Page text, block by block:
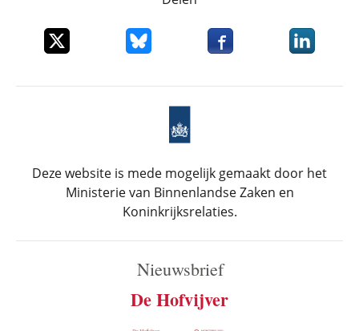
Deel dit item op XDeel dit item op Bluesky
Deel dit item opDeel dit
Deze website is mede mogelijk gemaakt door het
Ministerie van Binnenlandse Zaken en
Koninkrijksrelaties.
Nieuwsbrief
De Hofvijver